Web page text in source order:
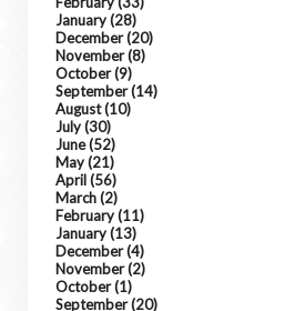
January(28)
December(20)
November(8)
October(9)
September(14)
August(10)
July(30)
June(52)
May(21)
April(56)
March(2)
February(11)
January(13)
December(4)
November(2)
October(1)
September(20)